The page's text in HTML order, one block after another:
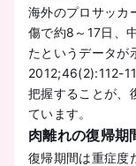
海外のプロサッカ
傷で約8～17日、
たというデータ
2012;46(2):112-
把握することが、
ています。
肉離れの復帰期
復帰期間は重症度